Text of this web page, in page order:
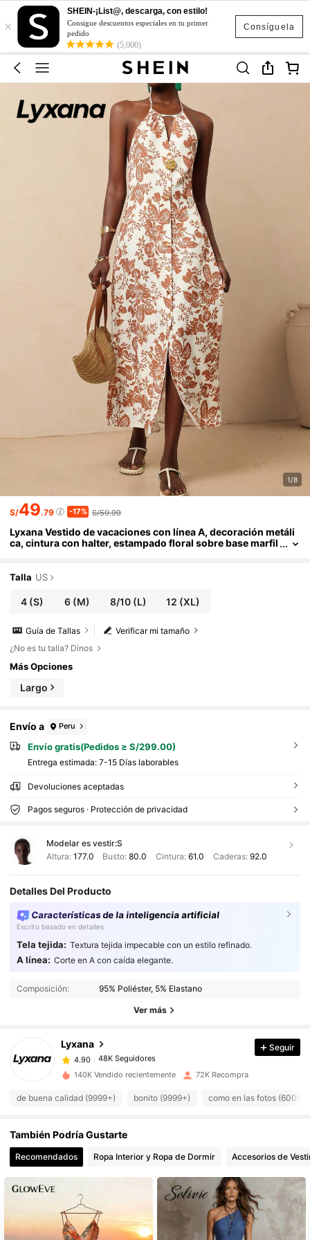
Consíguela
×
SHEIN-¡List@, descarga, con estilo!
Consigue descuentos especiales en tu primer
pedido
(5,000)
1/8
S/49.79 -17% S/59.99
Lyxana Vestido de vacaciones con línea A, decoración metáli
ca, cintura con halter, estampado floral sobre base marfil
Talla US
4 (S) 6 (M) 8/10(L) 12 (XL)
Verificar mi tamaño
Guía de Tallas
¿No es tu talla? Dinos
Más Opciones
Largo
Envío a Peru
Envío gratis(Pedidos ≥ S/299.00)
Entrega estimada: 7-15 Días laborables
Devoluciones aceptadas
Pagos seguros · Protección de privacidad
Modelar es vestir:S
Altura: 177.0 Busto:80.0 Cintura: 61.0 Caderas: 92.0
Detalles Del Producto
Características de la inteligencia artificial
Escrito basado en detalles
Tela tejida: Textura tejida impecable con un estilo refinado.
A línea: Corte en A con caída elegante.
Composición: 95% Poliéster, 5% Elastano
Ver más
Lyxana
48K Seguidores
48K Seguidores
4.90
48K Seguidores
q***s seguido
Hace 13 horas
4.90
48K Seguidores
4.90 48K Seguidores
4.90
Seguir
140K Vendido recientemente 72K Recompra
de buena calidad (9999+) bonito (9999+) como en las fotos
También Podría Gustarte
Recomendados Ropa Interior y Ropa de Dormir Accesorios de